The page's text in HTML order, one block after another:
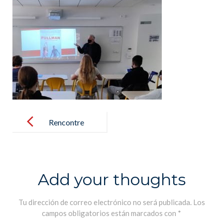
navigation
Rencontre
Toni Bestard –
Encuentro con
el director
Add your thoughts
Tu dirección de correo electrónico no será publicada. Los
campos obligatorios están marcados con *